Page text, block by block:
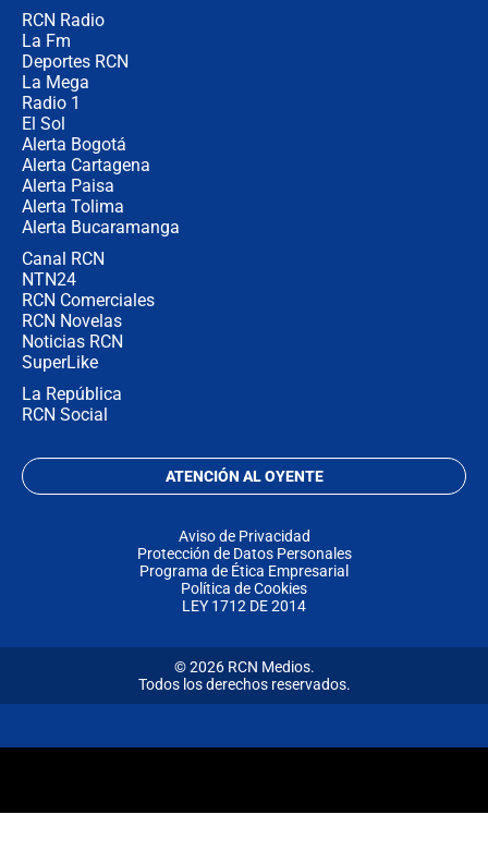
RCN Radio
La Fm
Deportes RCN
La Mega
Radio 1
El Sol
Alerta Bogotá
Alerta Cartagena
Alerta Paisa
Alerta Tolima
Alerta Bucaramanga
Canal RCN
NTN24
RCN Comerciales
RCN Novelas
Noticias RCN
SuperLike
La República
RCN Social
ATENCIÓN AL OYENTE
Aviso de Privacidad
Protección de Datos Personales
Programa de Ética Empresarial
Política de Cookies
LEY 1712 DE 2014
© 2026 RCN Medios.
Todos los derechos reservados.